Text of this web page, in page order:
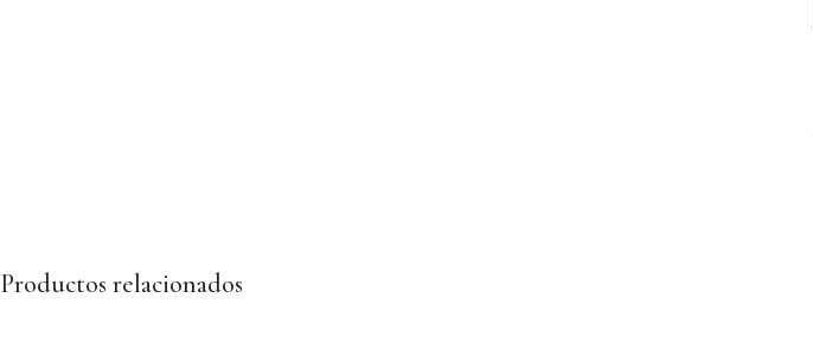
Productos relacionados